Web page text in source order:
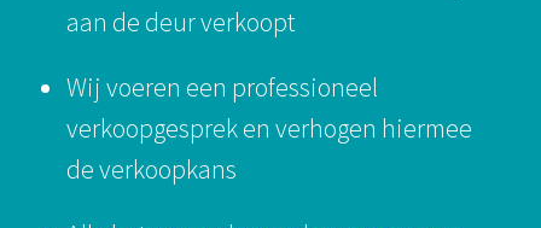
aan de deur verkoopt
Wij voeren een professioneel
verkoopgesprek en verhogen hiermee
de verkoopkans